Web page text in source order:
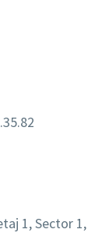
1, Sector 1,